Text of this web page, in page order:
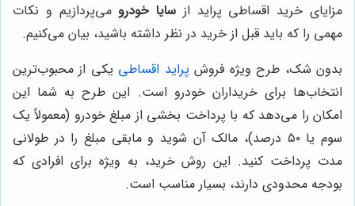
مزایای خرید اقساطی پراید از سایا خودرومی‌پردازیم و نکات
مهمی را که باید قبل از خرید در نظر داشته باشید، بیان می‌کنیم.
بدون شک، طرح ویژه فروش پراید اقساطی یکی از محبوب‌ترین
انتخاب‌ها برای خریداران خودرو است. این طرح به شما این
امکان را می‌دهد که با پرداخت بخشی از مبلغ خودرو (معمولاً یک
سوم یا ۵۰ درصد)، مالک آن شوید و مابقی مبلغ را در طولانی
مدت پرداخت کنید. این روش خرید، به ویژه برای افرادی که
بودجه محدودی دارند، بسیار مناسب است.